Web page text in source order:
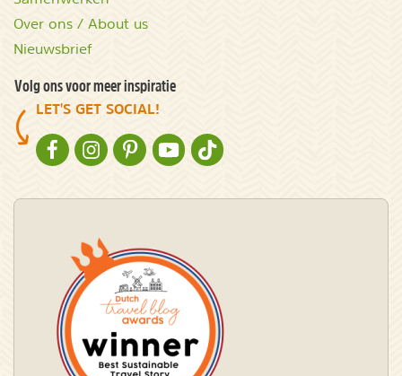
Over ons / About us
Nieuwsbrief
Volg ons voor meer inspiratie
LET'S GET SOCIAL!
NATURESCANNER OP FACEBOOK
NATURESCANNER OP INSTAGRAM
NATURESCANNER OP PINTEREST
NATURESCANNER OP YOUTUBE
NATURESCANNER OP TIKTOK